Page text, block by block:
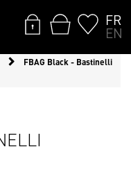
FR
EN
FBAG Black - Bastinelli